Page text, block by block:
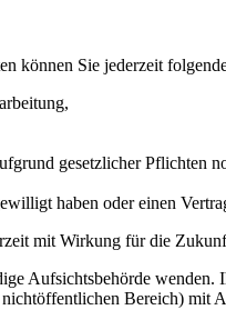
können Sie jederzeit
gesetzlicher Pflichten
haben oder einen
mit Wirkung für die
Aufsichtsbehörde
Bereich) mit